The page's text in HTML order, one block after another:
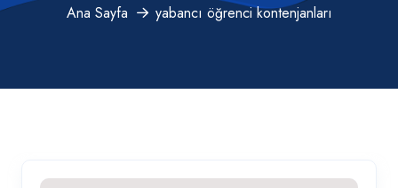
Ana Sayfa yabancı öğrenci kontenjanları